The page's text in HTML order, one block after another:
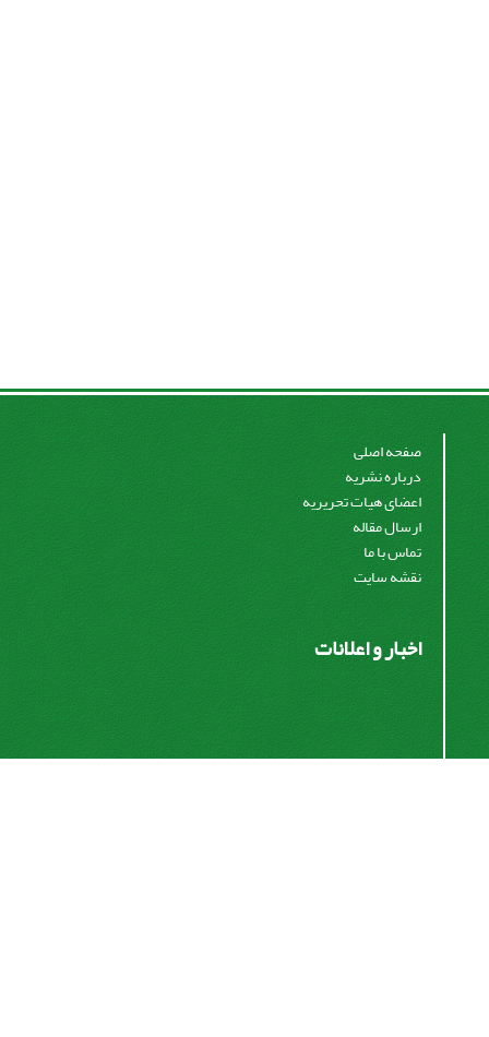
صفحه اصلی
درباره نشریه
اعضای هیات تحریریه
ارسال مقاله
تماس با ما
نقشه سایت
اخبار و اعلانات